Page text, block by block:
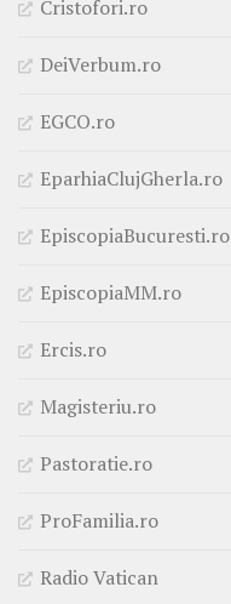
Cristofori.ro
DeiVerbum.ro
EGCO.ro
EparhiaClujGherla.ro
EpiscopiaBucuresti.ro
EpiscopiaMM.ro
Ercis.ro
Magisteriu.ro
Pastoratie.ro
ProFamilia.ro
Radio Vatican